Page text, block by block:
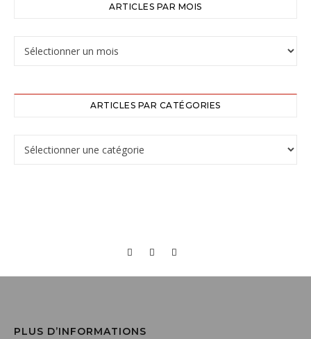
ARTICLES PAR MOIS
ARTICLES PAR CATÉGORIES
PLUS D’INFORMATIONS